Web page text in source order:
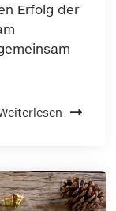
Erfolg der